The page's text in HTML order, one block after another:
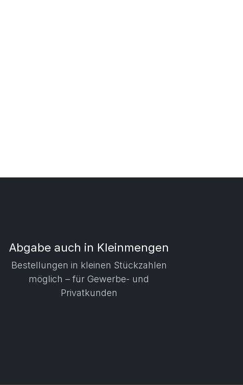
Abgabe auch in Kleinmengen
​ Bestellungen in kleinen Stückzahlen
möglich – für Gewerbe- und
Privatkunden